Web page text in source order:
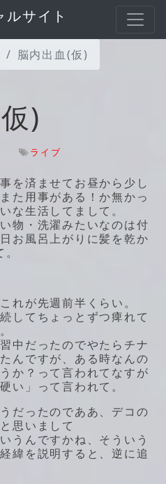
ルサイト
脳内出血(仮)
)
ライブ
を済ませてお昼から少し
た用事がある！か無かっ
な生活してまして。
物・洗濯みたいなのは付
お風呂上がりに髪を乾か
れが先週前半くらい。
してちょっとずつ痺れて
中だったのでやたらチナ
んですが、ある時なんの
か？って言われてなすが
い」って言われて。
だったのでああ、デコの
思いまして
うんですかね、そういう
緯を説明すると、逆に追